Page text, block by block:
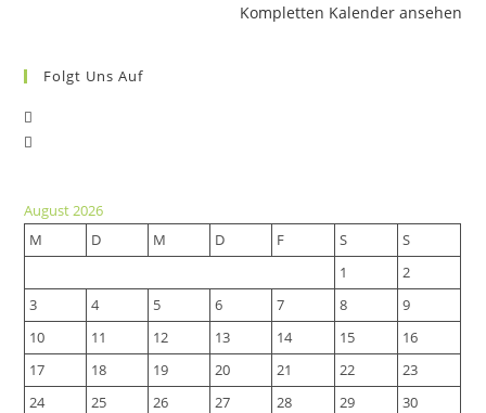
Kompletten Kalender ansehen
Folgt Uns Auf
tab
new
tab
August 2026
M
D M D F S
S
1
2
3
4 5 6 7 8
9
10
11 12 13 14 15
16
17
18 19 20 21 22
23
24
25 26 27 28 29
30